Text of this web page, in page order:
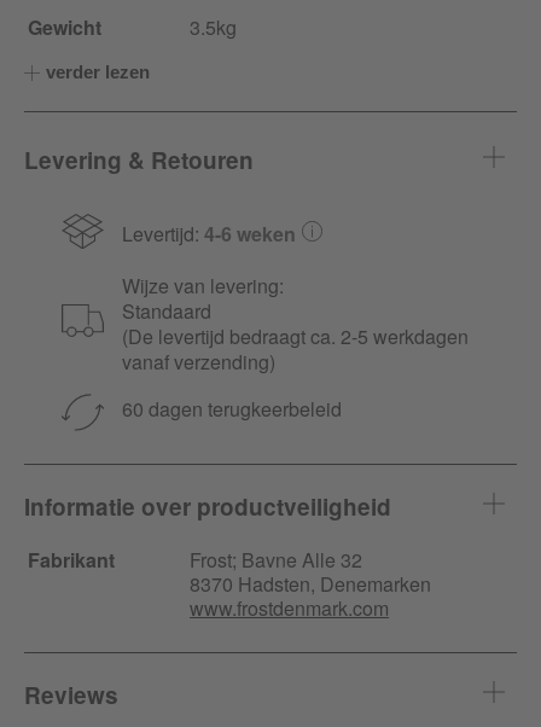
Gewicht
3.5kg
verder lezen
Levering & Retouren
Levertijd: 4-6 weken
Wijze van levering:
Standaard
(De levertijd bedraagt ca. 2-5 werkdagen
vanaf verzending)
60 dagen terugkeerbeleid
Informatie over productveiligheid
Fabrikant Frost; Bavne Alle 32
8370 Hadsten, Denemarken
www.frostdenmark.com
Reviews